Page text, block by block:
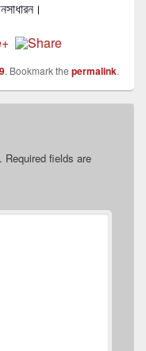
. Bookmark the permalink.
Required fields are